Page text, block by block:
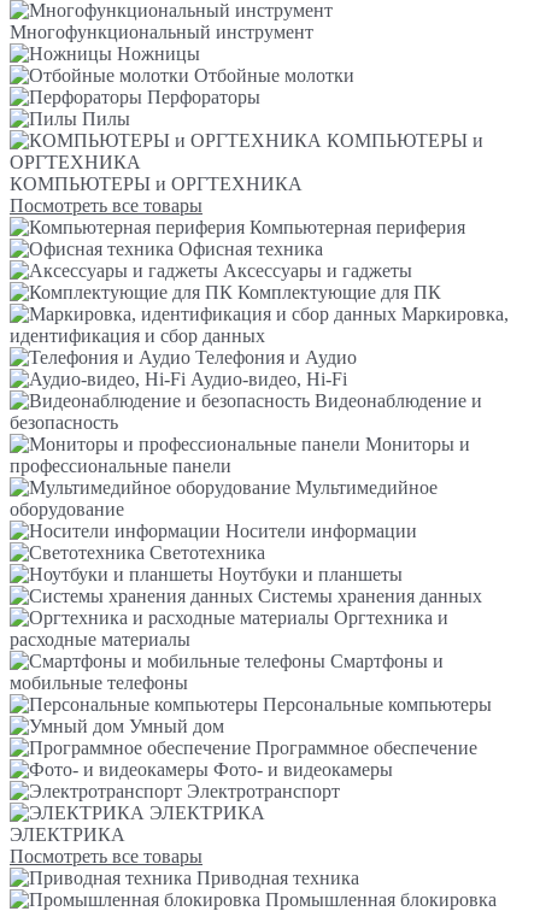
Многофункциональный инструмент
Ножницы
Отбойные молотки
Перфораторы
Пилы
КОМПЬЮТЕРЫ и
ОРГТЕХНИКА
КОМПЬЮТЕРЫ и ОРГТЕХНИКА
Посмотреть все товары
Компьютерная периферия
Офисная техника
Аксессуары и гаджеты
Комплектующие для ПК
Маркировка,
идентификация и сбор данных
Телефония и Аудио
Аудио-видео, Hi-Fi
Видеонаблюдение и
безопасность
Мониторы и
профессиональные панели
Мультимедийное
оборудование
Носители информации
Светотехника
Ноутбуки и планшеты
Системы хранения данных
Оргтехника и
расходные материалы
Смартфоны и
мобильные телефоны
Персональные компьютеры
Умный дом
Программное обеспечение
Фото- и видеокамеры
Электротранспорт
ЭЛЕКТРИКА
ЭЛЕКТРИКА
Посмотреть все товары
Приводная техника
Промышленная блокировка